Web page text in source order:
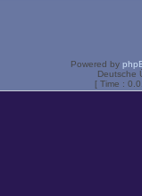
Powered by
Deutsche
[ Time :